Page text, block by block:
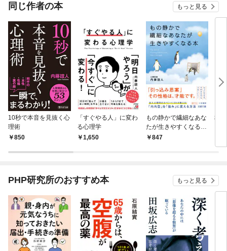
同じ作者の本 もっと見る
10秒で本音を見抜く心
理術
850
「すぐやる人」に変わ
る心理学
1,650
もの静かで繊細なあな
たが生きやすくなる
本 「内向型」を「強
847
科
PHP研究所のおすすめ本 もっと見る